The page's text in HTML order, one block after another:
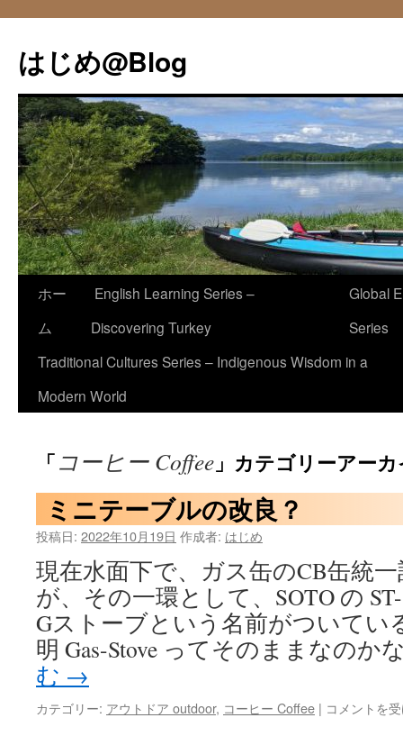
テ
ン
へ
ス
キ
ッ
プ
はじめ@Blog
ホー
ム
English Learning Series –
Discovering Turkey
Global
Series
Traditional Cultures Series – Indigenous Wisdom in a
Modern World
「コーヒー Coffee 」カテゴリーアー
ミニテーブルの改良？
投稿日: 2022年10月19日 作成者: はじめ
現在水面下で、ガス缶のCB缶統
が、その一環として、SOTO の
Gストーブという名前がついてい
明 Gas-Stove ってそのままなの
む →
カテゴリー: アウトドア outdoor, コーヒー Coffee | ミ
コメントを